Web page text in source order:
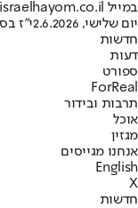
במייל hayom@israelhayom.co.il.
יום שלישי, 2.6.2026
י"ז
חדשות
דעות
ספורט
ForReal
תרבות ובידור
אוכל
מגזין
אנחנו מגייסים
English
X
חדשות